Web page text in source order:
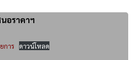
อราคาฯ
การ ดาวน์โหลด